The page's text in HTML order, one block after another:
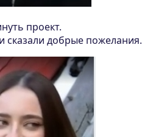
проект.
сказали добрые пожелания.